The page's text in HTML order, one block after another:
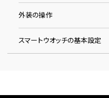
外装の操作
スマートウオッチの基本設定